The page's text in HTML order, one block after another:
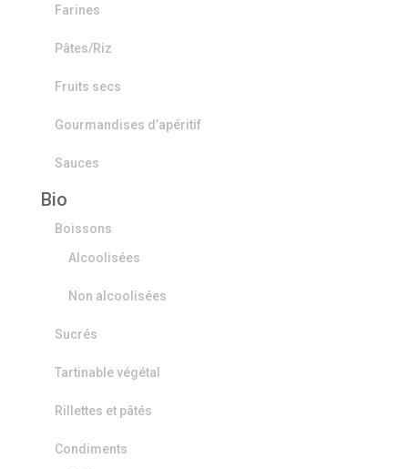
Farines
Pâtes/Riz
Fruits secs
Gourmandises d’apéritif
Sauces
Bio
Boissons
Alcoolisées
Non alcoolisées
Sucrés
Tartinable végétal
Rillettes et pâtés
Condiments